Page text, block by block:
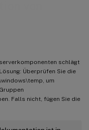
schlägt
Überprüfen Sie die
um
Falls nicht, fügen Sie die